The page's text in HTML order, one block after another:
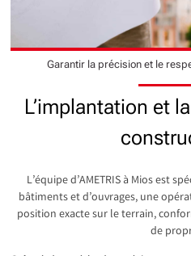
Garantir la précision et le
L’implantation et
L’équipe d’AMETRIS à Mios est
bâtiments et d’ouvrages, une
position exacte sur le terrain,
de